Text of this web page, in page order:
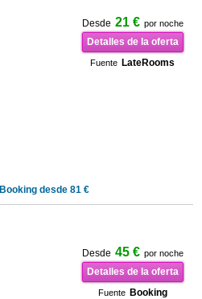
Desde 21 € por noche
Detalles de la oferta
Fuente LateRooms
Booking desde 81 €
Desde 45 € por noche
Detalles de la oferta
Fuente Booking